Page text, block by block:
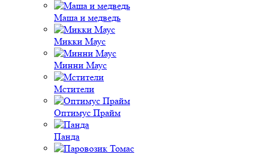
Маша и медведь
Микки Маус
Минни Маус
Мстители
Оптимус Прайм
Панда